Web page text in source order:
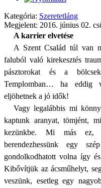
Kategória: Szeretetláng
Megjelent: 2016. június 02.
A karrier elvetése
A Szent Család túl van
faluból való kirekesztés
pásztorokat és a
Templomban… ha eddig
eljöhetnek a jó idők!
Vagy legalábbis mi
kaptunk aranyat, tömjént,
kezünkbe. Mi más ez,
berendezhessünk egy
gondolkodhatott volna így
Kibővítjük az ácsműhelyt,
veszünk, esetleg egy